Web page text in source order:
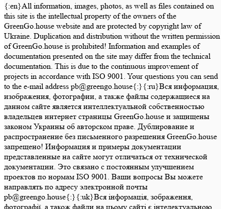
{:en}All information, images, photos, as well as files contained on
this site is the intellectual property of the owners of the
GreenGo.house website and are protected by copyright law of
Ukraine. Duplication and distribution without the written permission
of GreenGo.house is prohibited! Information and examples of
documentation presented on the site may differ from the technical
documentation. This is due to the continuous improvement of
projects in accordance with ISO 9001. Your questions you can send
to the e-mail address pb@greengo.house{:}{:ru}Вся информация,
изображения, фотографии, а также файлы содержащиеся на
данном сайте является интеллектуальной собственностью
владельцев интернет страницы GreenGo.house и защищены
законом Украины об авторском праве. Дублирование и
распространение без письменного разрешения GreenGo.house
запрещено! Информация и примеры документации
представленные на сайте могут отличаться от технической
документации. Это связано с постоянным улучшением
проектов по нормам ISO 9001. Ваши вопросы Вы можете
направлять по адресу электронной почты
pb@greengo.house{:}{:uk}Вся інформація, зображення,
фотографії, а також файли на цьому сайті є інтелектуальною